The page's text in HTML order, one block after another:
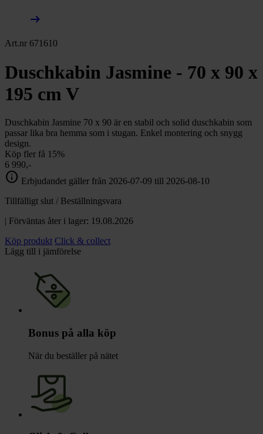
arrow_right_alt
Art.nr 671610
Duschkabin Jasmine - 70 x 90 x
195 cm V
Duschkabin Jasmine 70 x 90 är en stabil och solid duschkabin som
passar lika bra hemma som i stugan. Enkel montering och snygg
design.
Köp fler få 15%
6 990,-
info Erbjudandet gäller från 2026-07-09 till 2026-08-10
Tillfälligt slut / Beställningsvara
| Förväntas åter i lager: 19.08.2026
Köp produkt Click & collect
Lägg till i jämförelse
Bonus på alla köp
När du beställer på nätet